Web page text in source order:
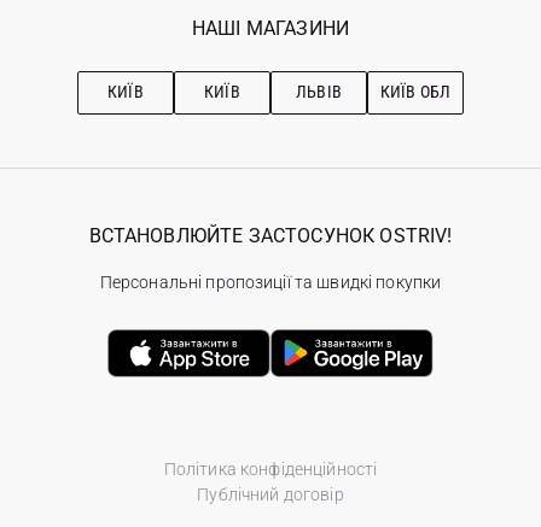
Ostriv Club+
Наші магазини
Рекомендації з догляду
НАШІ МАГАЗИНИ
КИЇВ КИЇВ ЛЬВІВ КИЇВ ОБЛ
Політика конфіденційності
Публічний договір
ВСТАНОВЛЮЙТЕ ЗАСТОСУНОК OSTRIV!
Персональні пропозиції та швидкі покупки